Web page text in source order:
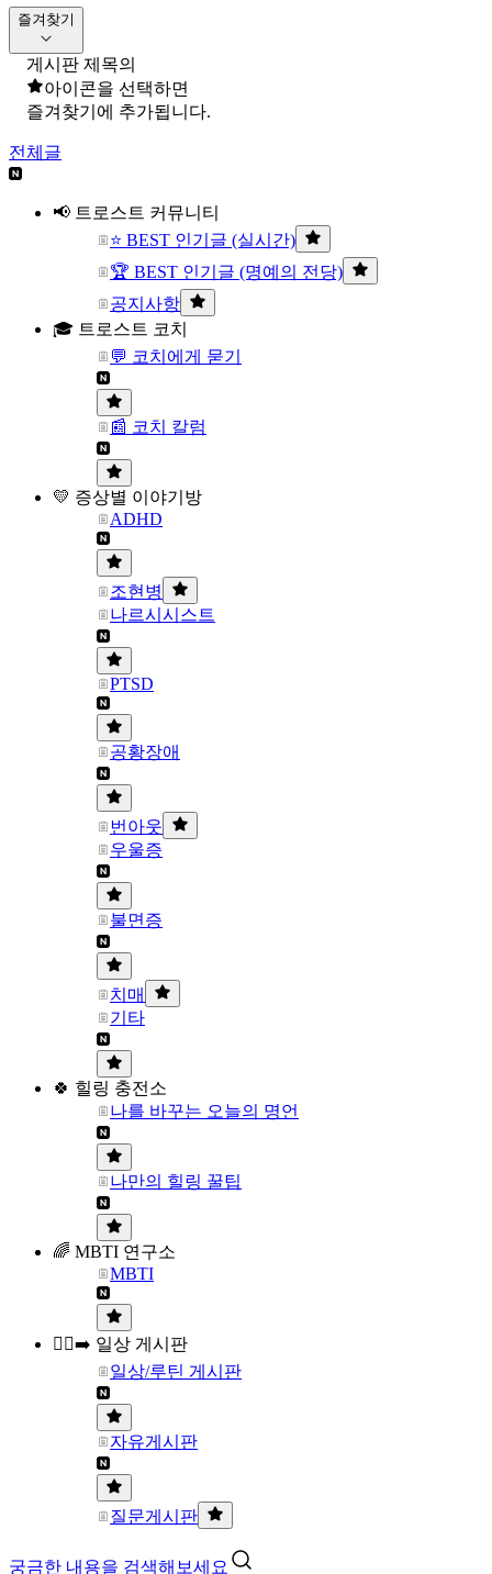
즐겨찾기
게시판 제목의
아이콘을 선택하면
즐겨찾기에 추가됩니다.
전체글
📢 트로스트 커뮤니티
⭐ BEST 인기글 (실시간)
🏆 BEST 인기글 (명예의 전당)
공지사항
🎓 트로스트 코치
💬 코치에게 묻기
📰 코치 칼럼
💛 증상별 이야기방
ADHD
조현병
나르시시스트
PTSD
공황장애
번아웃
우울증
불면증
치매
기타
🍀 힐링 충전소
나를 바꾸는 오늘의 명언
나만의 힐링 꿀팁
🌈 MBTI 연구소
MBTI
🏃‍♀️‍➡️ 일상 게시판
일상/루틴 게시판
자유게시판
질문게시판
궁금한 내용을 검색해보세요